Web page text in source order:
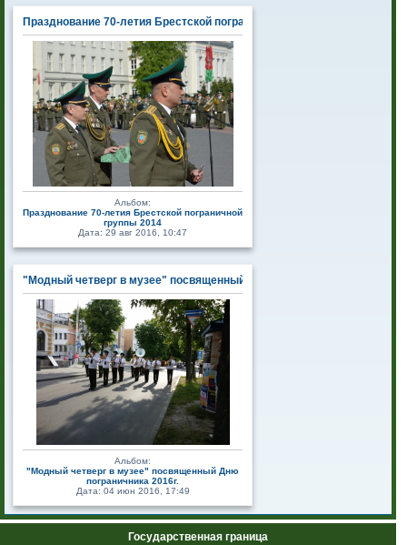
Празднование 70-летия Брестской пограничной группы 2014
Альбом:
Празднование 70-летия Брестской пограничной
группы 2014
Дата: 29 авг 2016, 10:47
"Модный четверг в музее" посвященный Дню пограничника 2016г.
Альбом:
"Модный четверг в музее" посвященный Дню
пограничника 2016г.
Дата: 04 июн 2016, 17:49
Государственная граница